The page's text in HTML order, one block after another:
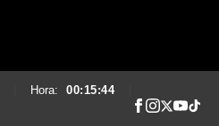
Hora: 00:15:45